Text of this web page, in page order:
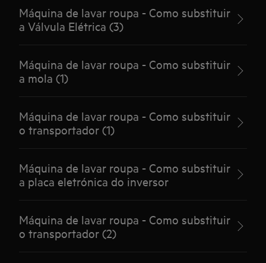
Máquina de lavar roupa - Como substituir
a Válvula Elétrica (3)
Máquina de lavar roupa - Como substituir
a mola (1)
Máquina de lavar roupa - Como substituir
o transportador (1)
Máquina de lavar roupa - Como substituir
a placa eletrónica do inversor
Máquina de lavar roupa - Como substituir
o transportador (2)